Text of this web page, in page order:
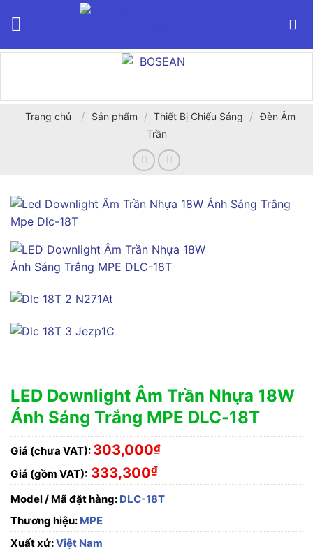
Trang chủ / Sản phẩm / Thiết Bị Chiếu Sáng / Đèn Âm
Trần
LED Downlight Âm Trần Nhựa 18W
Ánh Sáng Trắng MPE DLC-18T
Giá (chưa VAT): 303,000₫
Giá (gồm VAT): 333,300₫
Model / Mã đặt hàng: DLC-18T
Thương hiệu: MPE
Xuất xứ:Việt Nam